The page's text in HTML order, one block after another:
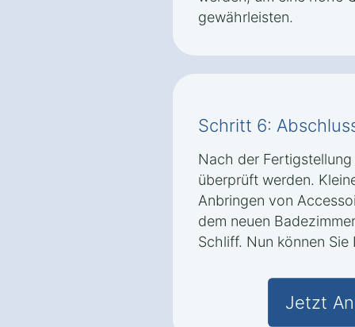
gewährleisten.
Schritt 6:
Nach der
überprüft werden.
Anbringen von
dem neuen
Schliff. Nun können
Jetzt